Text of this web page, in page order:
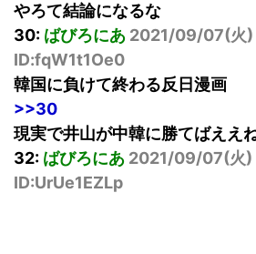
やろて結論になるな
30: ばびろにあ 2021/09/07(火)
ID:fqW1t1Oe0
韓国に負けて終わる反日漫画
>>30
現実で井山が中韓に勝てばええ
32: ばびろにあ 2021/09/07(火)
ID:UrUe1EZLp